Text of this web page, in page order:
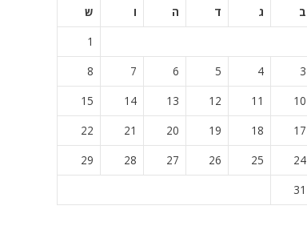
ב ג ד ה ו
ש
1
3
4
5
6
7
8
10
11
12
13
14
15
17
18
19
20
21
22
24
25
26
27
28
29
31